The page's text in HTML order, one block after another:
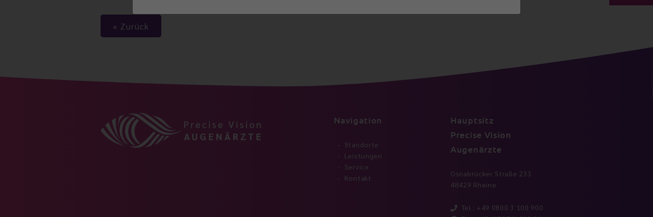
Zurück
Navigation
Standorte
Leistungen
Service
Kontakt
Hauptsitz
Precise Vision
Augenärzte
Osnabrücker Straße 233
48429 Rheine
Tel.: +49 0800 3 100 900